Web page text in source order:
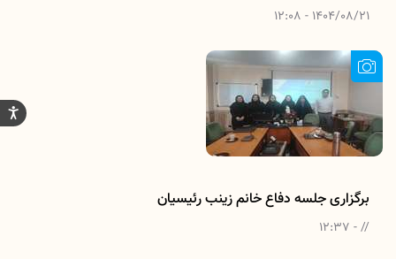
1404/08/21 - 12:08
برگزاری جلسه دفاع خانم زینب رئیسیان
// - 12:37